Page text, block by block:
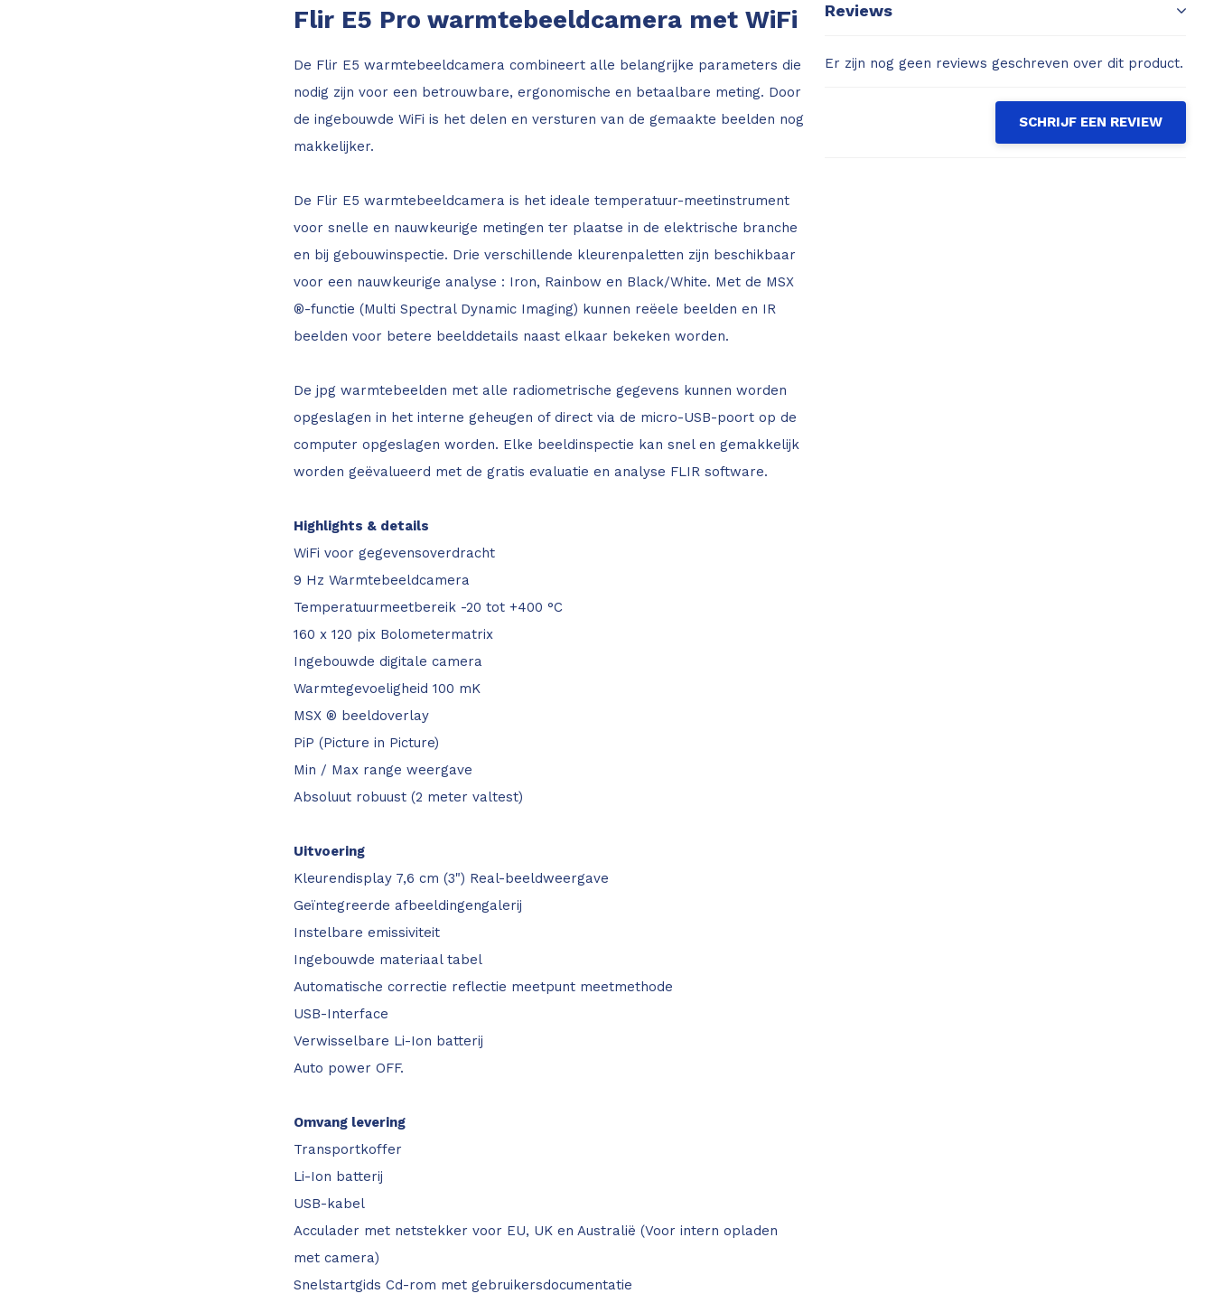
Flir E5 Pro warmtebeeldcamera met WiFi
De Flir E5 warmtebeeldcamera combineert alle belangrijke parameters die
nodig zijn voor een betrouwbare, ergonomische en betaalbare meting. Door
de ingebouwde WiFi is het delen en versturen van de gemaakte beelden nog
makkelijker.
De Flir E5 warmtebeeldcamera is het ideale temperatuur-meetinstrument
voor snelle en nauwkeurige metingen ter plaatse in de elektrische branche
en bij gebouwinspectie. Drie verschillende kleurenpaletten zijn beschikbaar
voor een nauwkeurige analyse : Iron, Rainbow en Black/White. Met de MSX
®-functie (Multi Spectral Dynamic Imaging) kunnen reëele beelden en IR
beelden voor betere beelddetails naast elkaar bekeken worden.
De jpg warmtebeelden met alle radiometrische gegevens kunnen worden
opgeslagen in het interne geheugen of direct via de micro-USB-poort op de
computer opgeslagen worden. Elke beeldinspectie kan snel en gemakkelijk
worden geëvalueerd met de gratis evaluatie en analyse FLIR software.
Highlights & details
WiFi voor gegevensoverdracht
9 Hz Warmtebeeldcamera
Temperatuurmeetbereik -20 tot +400 °C
160 x 120 pix Bolometermatrix
Ingebouwde digitale camera
Warmtegevoeligheid 100 mK
MSX ® beeldoverlay
PiP (Picture in Picture)
Min / Max range weergave
Absoluut robuust (2 meter valtest)
Uitvoering
Kleurendisplay 7,6 cm (3") Real-beeldweergave
Geïntegreerde afbeeldingengalerij
Instelbare emissiviteit
Ingebouwde materiaal tabel
Automatische correctie reflectie meetpunt meetmethode
USB-Interface
Verwisselbare Li-Ion batterij
Auto power OFF.
Omvang levering
Transportkoffer
Li-Ion batterij
USB-kabel
Acculader met netstekker voor EU, UK en Australië (Voor intern opladen
met camera)
Snelstartgids Cd-rom met gebruikersdocumentatie
Reviews
Er zijn nog geen reviews geschreven over dit product.
SCHRIJF EEN REVIEW